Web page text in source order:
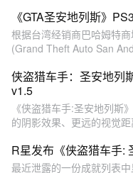
《GTA圣安地列斯》
根据台湾经销商巴哈姆特
(Grand Theft Auto San
侠盗猎车手：圣安地列
v1.5
《侠盗猎车手:圣安地列斯
的阴影效果、更远的视觉
R星发布《侠盗猎车手:
最近泄露的一份成就列表